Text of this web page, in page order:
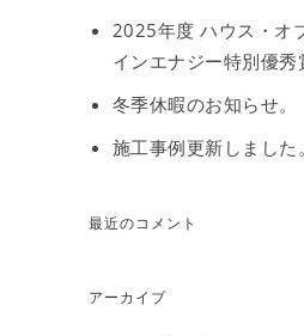
2025年度 ハウス・オ
インエナジー特別優
冬季休暇のお知らせ。
施工事例更新しました。
最近のコメント
アーカイブ